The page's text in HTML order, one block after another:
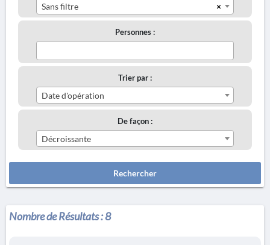
×
Sans filtre
Personnes :
Trier par :
Date d'opération
De façon :
Décroissante
Rechercher
Nombre de Résultats :8